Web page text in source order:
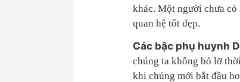
khác. Một người chưa
quan hệ tốt đẹp.
Các bậc phụ huynh
chúng ta không bỏ lỡ
khi chúng mới bắt đầu